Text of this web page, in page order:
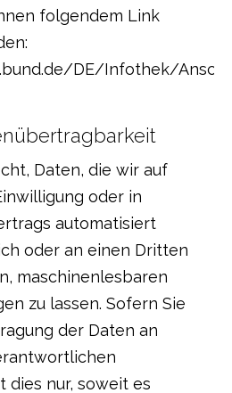
folgendem Link
DE/Infothek/
Daten, die wir auf
oder in
automatisiert
oder an einen Dritten
maschinenlesbaren
zu lassen. Sofern Sie
der Daten an
dies nur, soweit es